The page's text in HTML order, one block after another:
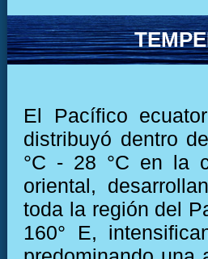
El Pacífico
distribuyó dentro
°C - 28 °C en la
oriental,
toda la región del
160° E,